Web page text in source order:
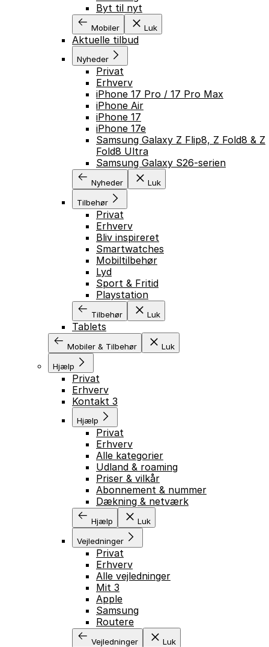
Byt til nyt
Mobiler Luk
Aktuelle tilbud
Nyheder
Privat
Erhverv
iPhone 17 Pro / 17 Pro Max
iPhone Air
iPhone 17
iPhone 17e
Samsung Galaxy Z Flip8, Z Fold8 & Z
Fold8 Ultra
Samsung Galaxy S26-serien
Nyheder Luk
Tilbehør
Privat
Erhverv
Bliv inspireret
Smartwatches
Mobiltilbehør
Lyd
Sport & Fritid
Playstation
Tilbehør Luk
Tablets
Mobiler & Tilbehør Luk
Hjælp
Privat
Erhverv
Kontakt 3
Hjælp
Privat
Erhverv
Alle kategorier
Udland & roaming
Priser & vilkår
Abonnement & nummer
Dækning & netværk
Hjælp Luk
Vejledninger
Privat
Erhverv
Alle vejledninger
Mit 3
Apple
Samsung
Routere
Vejledninger Luk